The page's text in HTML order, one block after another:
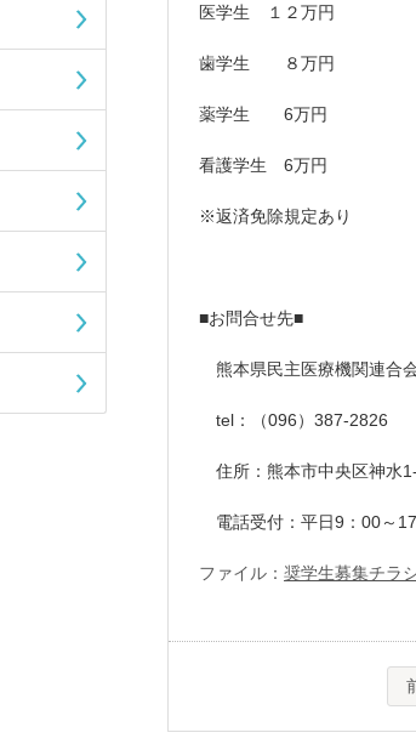
医学生 １２万円
歯学生 ８万円
薬学生 6万円
看護学生 6万円
※返済免除規定あり
■お問合せ先■
熊本県民主医療機関連合
tel：（096）387-2826
住所：熊本市中央区神水
電話受付：平日9：00～
ファイル： 奨学生募集チラ